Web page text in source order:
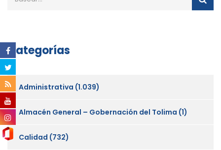
Categorías
Administrativa (1.039)
Almacén General – Gobernación del Tolima (1)
Calidad (732)